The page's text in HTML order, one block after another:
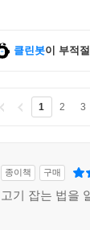
클린봇이 부적
1 2 3
종이책 구매
고기 잡는 법을